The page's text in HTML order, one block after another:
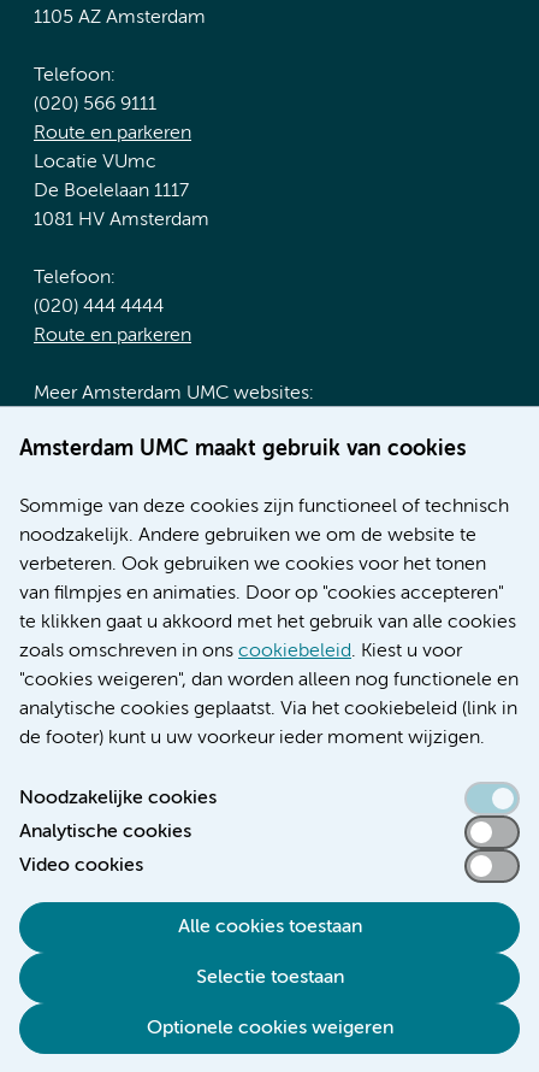
Amsterdam UMC maakt gebruik van cookies
Sommige van deze cookies zijn functioneel of technisch
noodzakelijk. Andere gebruiken we om de website te
verbeteren. Ook gebruiken we cookies voor het tonen
van filmpjes en animaties. Door op "cookies accepteren"
te klikken gaat u akkoord met het gebruik van alle cookies
zoals omschreven in ons cookiebeleid. Kiest u voor
"cookies weigeren", dan worden alleen nog functionele en
analytische cookies geplaatst. Via het cookiebeleid (link in
de footer) kunt u uw voorkeur ieder moment wijzigen.
Noodzakelijke cookies
Analytische cookies
Video cookies
Alle cookies toestaan
Selectie toestaan
Optionele cookies weigeren
1105 AZ Amsterdam
Telefoon:
(020) 566 9111
Route en parkeren
Locatie VUmc
De Boelelaan 1117
1081 HV Amsterdam
Telefoon:
(020) 444 4444
Route en parkeren
Meer Amsterdam UMC websites:
Werken bij Amsterdam UMC
Nieuws
Research
Educatie locatie AMC
Educatie locatie VUmc
Verwijzen & diagnostiek
Toegankelijkheidsverklaring
Responsible disclosure